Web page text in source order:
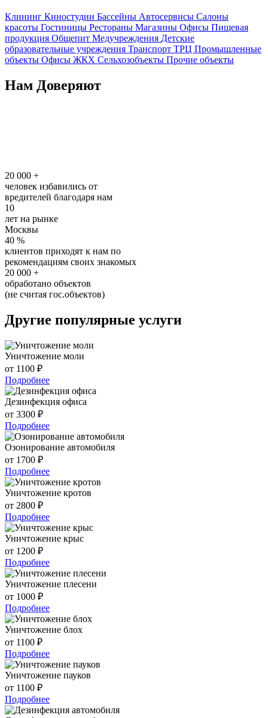
Клининг Киностудии Бассейны Автосервисы Салоны
красоты Гостиницы Рестораны Магазины Офисы Пищевая
продукция Общепит Медучреждения Детские
образовательные учреждения Транспорт ТРЦ Промышленные
объекты Офисы ЖКХ Сельхозобъекты Прочие объекты
Нам Доверяют
20 000 +
человек избавились от
вредителей благодаря нам
10
лет на рынке
Москвы
40 %
клиентов приходят к нам по
рекомендациям своих знакомых
20 000 +
обработано объектов
(не считая гос.объектов)
Другие популярные услуги
Уничтожение моли
от 1100 ₽
Подробнее
Дезинфекция офиса
от 3300 ₽
Подробнее
Озонирование автомобиля
от 1700 ₽
Подробнее
Уничтожение кротов
от 2800 ₽
Подробнее
Уничтожение крыс
от 1200 ₽
Подробнее
Уничтожение плесени
от 1000 ₽
Подробнее
Уничтожение блох
от 1100 ₽
Подробнее
Уничтожение пауков
от 1100 ₽
Подробнее